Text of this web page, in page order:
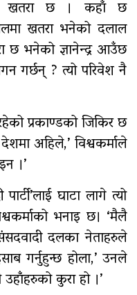
समुदायका मुद्दाका
तालिम
शिल्डको जिल्ला स्तरीय
उद्धार
लागि खटिए गणक
गणना सुरु हुँदै
: दुईको मृत्यु,दुई
खतरा छ । कहाँ छ
खतरा भनेको दलाल
छ भनेको ज्ञानेन्द्र आउँछ
गर्छन् ? त्यो परिवेश नै
प्रकाण्डको जिकिर छ
अहिले,’ विश्वकर्माले
।’
घाटा लागे त्यो
भनाइ छ। ‘मैलै
दलका नेताहरुले
गर्नुहुन्छ होला,’ उनले
कुरा हो ।’